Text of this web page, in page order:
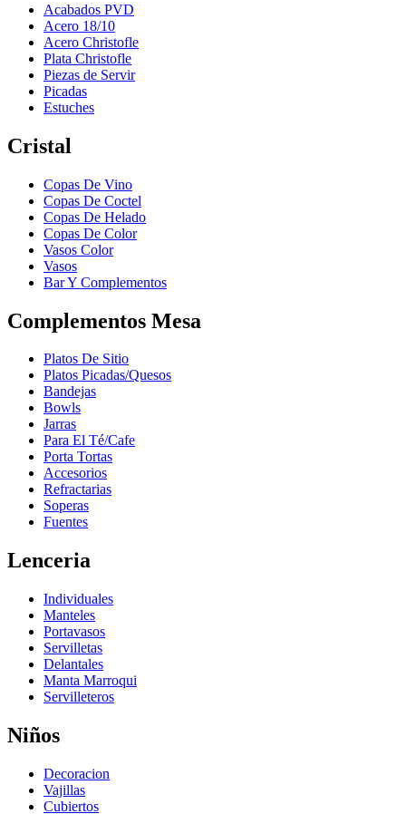
Acabados PVD
Acero 18/10
Acero Christofle
Plata Christofle
Piezas de Servir
Picadas
Estuches
Cristal
Copas De Vino
Copas De Coctel
Copas De Helado
Copas De Color
Vasos Color
Vasos
Bar Y Complementos
Complementos Mesa
Platos De Sitio
Platos Picadas/Quesos
Bandejas
Bowls
Jarras
Para El Té/Cafe
Porta Tortas
Accesorios
Refractarias
Soperas
Fuentes
Lenceria
Individuales
Manteles
Portavasos
Servilletas
Delantales
Manta Marroqui
Servilleteros
Niños
Decoracion
Vajillas
Cubiertos